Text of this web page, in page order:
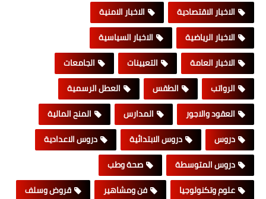
الاخبار الاقتصادية
الاخبار الامنية
الاخبار الرياضية
الاخبار السياسية
الاخبار العامة
التعيينات
الجامعات
الرواتب
الطقس
العطل الرسمية
العقود والاجور
المدارس
المنح المالية
دروس
دروس الابتدائية
دروس الاعدادية
دروس المتوسطة
صحة وطب
علوم وتكنولوجيا
فن ومشاهير
قروض وسلف